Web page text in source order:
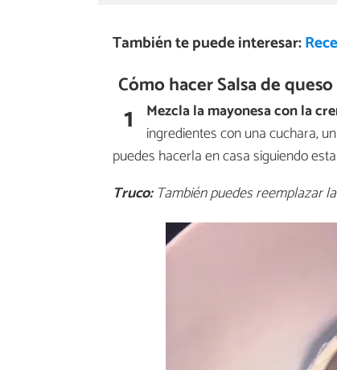
También te puede interesar:
Cómo hacer Salsa de
1 Mezcla la mayonesa con la
ingredientes con una cuchara,
puedes hacerla en casa siguiendo
Truco:También puedes reemplazar